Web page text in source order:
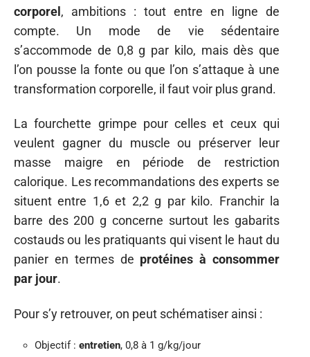
corporel, ambitions : tout entre en ligne de
compte. Un mode de vie sédentaire
s’accommode de 0,8 g par kilo, mais dès que
l’on pousse la fonte ou que l’on s’attaque à une
transformation corporelle, il faut voir plus grand.
La fourchette grimpe pour celles et ceux qui
veulent gagner du muscle ou préserver leur
masse maigre en période de restriction
calorique. Les recommandations des experts se
situent entre 1,6 et 2,2 g par kilo. Franchir la
barre des 200 g concerne surtout les gabarits
costauds ou les pratiquants qui visent le haut du
panier en termes de protéines à consommer
par jour.
Pour s’y retrouver, on peut schématiser ainsi :
Objectif : entretien, 0,8 à 1 g/kg/jour